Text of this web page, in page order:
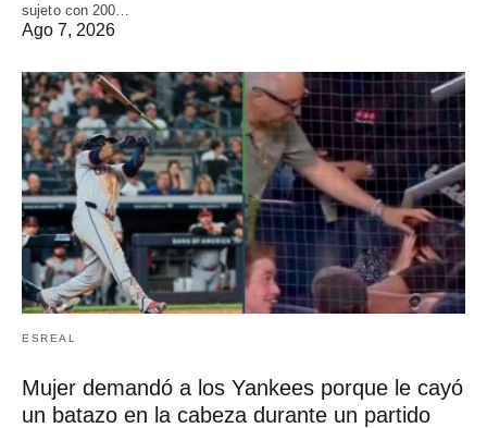
sujeto con 200…
Ago 7, 2026
ESREAL
Mujer demandó a los Yankees porque le cayó
un batazo en la cabeza durante un partido